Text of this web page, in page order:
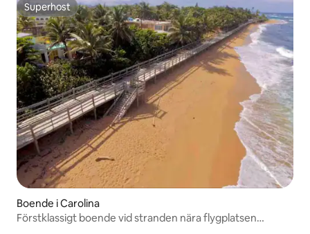
Superhost
Superhost
Boende i Carolina
Förstklassigt boende vid stranden nära flygplatsen